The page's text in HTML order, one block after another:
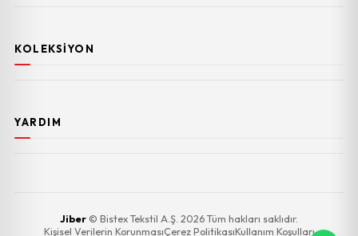
KOLEKSIYON
YARDIM
Jiber © Bistex Tekstil A.Ş. 2026 Tüm hakları saklıdır.
Kişisel Verilerin KorunmasıÇerez PolitikasıKullanım Koşulları